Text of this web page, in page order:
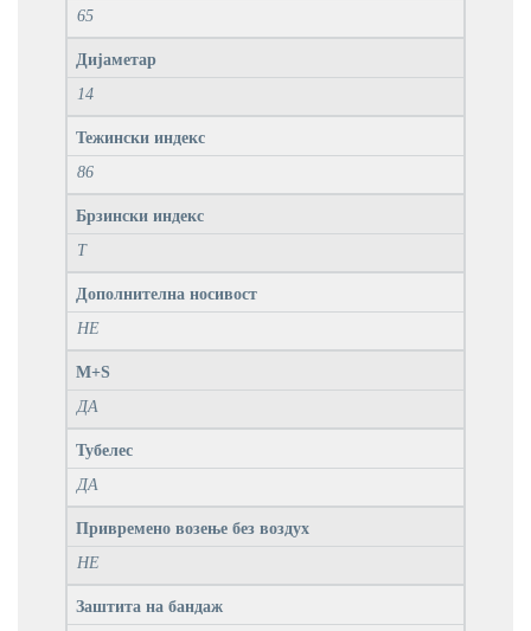
65
Дијаметар
14
Тежински индекс
86
Брзински индекс
T
Дополнителна носивост
НЕ
M+S
ДА
Тубелес
ДА
Привремено возење без воздух
НЕ
Заштита на бандаж